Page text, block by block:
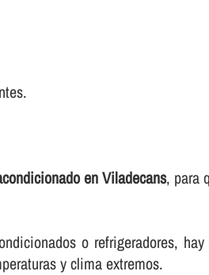
en Viladecans, para
o refrigeradores,
y clima extremos.